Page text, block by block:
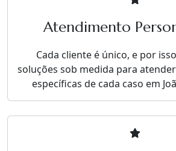
Atendimento
Cada cliente é único, e por
soluções sob medida para
específicas de cada caso em